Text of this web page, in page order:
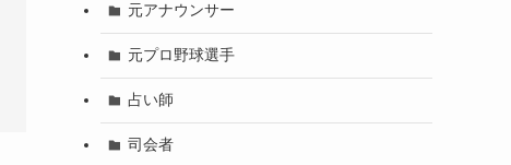
元アナウンサー
元プロ野球選手
占い師
司会者